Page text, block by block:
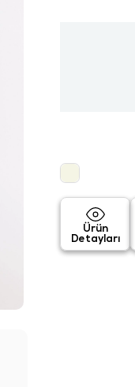
Ürün
Detayları